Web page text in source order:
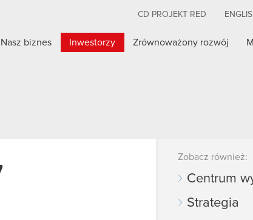
CD PROJEKT RED
Nasz biznes Inwestorzy Zrównoważony rozwój
Zobacz również:
Centrum
Strategia